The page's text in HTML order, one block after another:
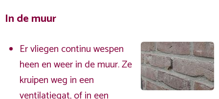
In de muur
Er vliegen continu wespen
heen en weer in de muur. Ze
kruipen weg in een